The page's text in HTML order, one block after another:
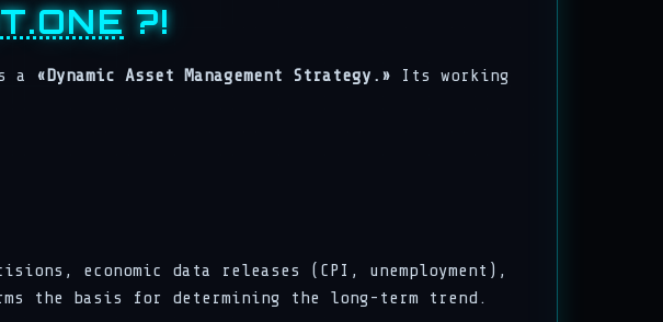
?!
a «Dynamic Asset Management Strategy.» Its working
economic data releases (CPI, unemployment),
the basis for determining the long-term trend.